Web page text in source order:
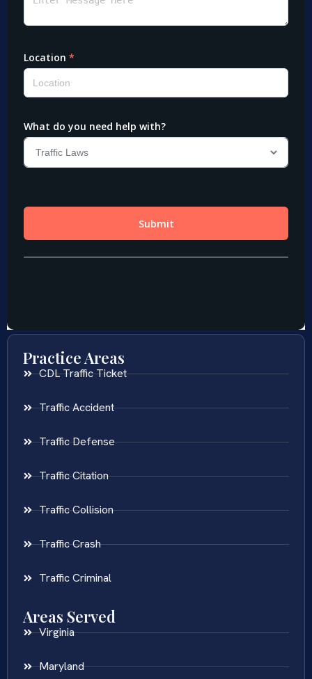
Practice Areas
CDL Traffic Ticket
Traffic Accident
Traffic Defense
Traffic Citation
Traffic Collision
Traffic Crash
Traffic Criminal
Areas Served
Virginia
Maryland